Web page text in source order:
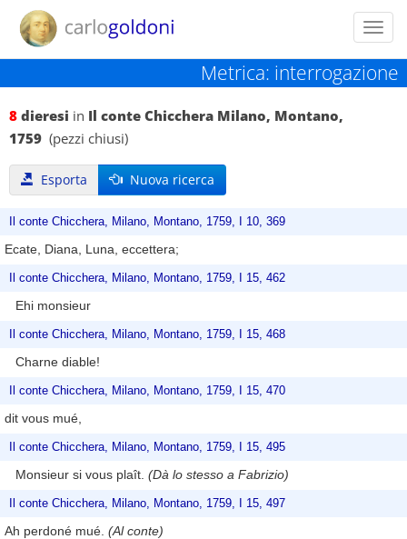
Metrica: interrogazione
8 dieresi in Il conte Chicchera Milano, Montano,
1759 (pezzi chiusi)
Esporta Nuova ricerca
Il conte Chicchera, Milano, Montano, 1759, I 10, 369
Ecate, Diana, Luna, eccettera;
Il conte Chicchera, Milano, Montano, 1759, I 15, 462
Ehi monsieur
Il conte Chicchera, Milano, Montano, 1759, I 15, 468
Charne diable!
Il conte Chicchera, Milano, Montano, 1759, I 15, 470
dit vous mué,
Il conte Chicchera, Milano, Montano, 1759, I 15, 495
Monsieur si vous plaît. (Dà lo stesso a Fabrizio)
Il conte Chicchera, Milano, Montano, 1759, I 15, 497
Ah perdoné mué. (Al conte)